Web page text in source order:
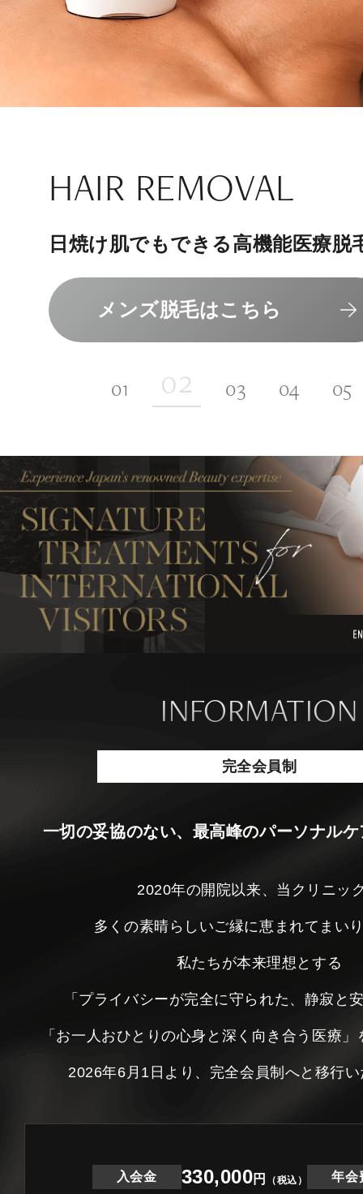
上質な美容医療サービスを提供し
人気メニューはこちら
HAIR REMOVAL
日焼け肌でもできる高機能医療脱
メンズ脱毛はこちら
組めるスキンケアトライアル
スキンケアトライアルはこ
PHILOSOPHY
“男性”特化の美容
コンセプトはこちら
内側から若々しく健康な身体へ
エクソソーム療法はこちら
NAD+点滴はこちら
INVITATION
メンバーシップを、最高のギフト
メンバーシップのご案内
INFORMATION
完全会員制
一切の妥協のない、最高峰のパーソナル
2020年の開院以来、当クリニッ
多くの素晴らしいご縁に恵まれてまい
私たちが本来理想とする
「プライバシーが完全に守られた、静寂と
「お一人おひとりの心身と深く向き合う医療
2026年6月1日より、完全会員制へと移行
入会金 330,000円 （税込） 年会